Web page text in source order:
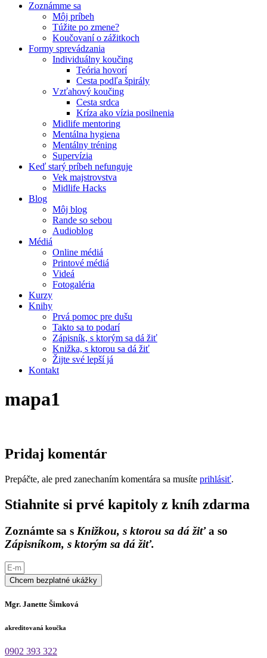
Zoznámme sa
Môj príbeh
Túžite po zmene?
Koučovaní o zážitkoch
Formy sprevádzania
Individuálny koučing
Teória hovorí
Cesta podľa špirály
Vzťahový koučing
Cesta srdca
Kríza ako vízia posilnenia
Midlife mentoring
Mentálna hygiena
Mentálny tréning
Supervízia
Keď starý príbeh nefunguje
Vek majstrovstva
Midlife Hacks
Blog
Môj blog
Rande so sebou
Audioblog
Médiá
Online médiá
Printové médiá
Videá
Fotogaléria
Kurzy
Knihy
Prvá pomoc pre dušu
Takto sa to podarí
Zápisník, s ktorým sa dá žiť
Knižka, s ktorou sa dá žiť
Žijte své lepší já
Kontakt
mapa1
Pridaj komentár
Prepáčte, ale pred zanechaním komentára sa musíte prihlásiť.
Stiahnite si prvé kapitoly z kníh zdarma
Zoznámte sa s Knižkou, s ktorou sa dá žiťa so
Zápisníkom, s ktorým sa dá žiť.
Chcem bezplatné ukážky
Mgr. Janette Šimková
akreditovaná koučka
0902 393 322